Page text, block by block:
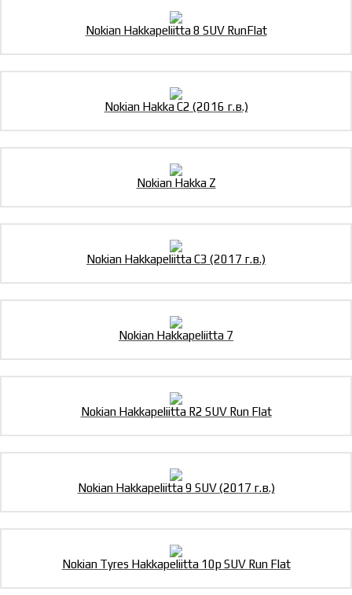
Nokian Hakkapeliitta 8 SUV RunFlat
Nokian Hakka C2 (2016 г.в.)
Nokian Hakka Z
Nokian Hakkapeliitta C3 (2017 г.в.)
Nokian Hakkapeliitta 7
Nokian Hakkapeliitta R2 SUV Run Flat
Nokian Hakkapeliitta 9 SUV (2017 г.в.)
Nokian Tyres Hakkapeliitta 10p SUV Run Flat